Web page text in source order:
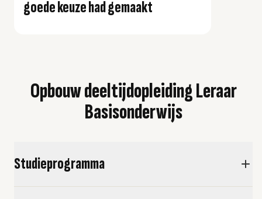
goede keuze had gemaakt
Opbouw deeltijdopleiding Leraar
Basisonderwijs
Studieprogramma